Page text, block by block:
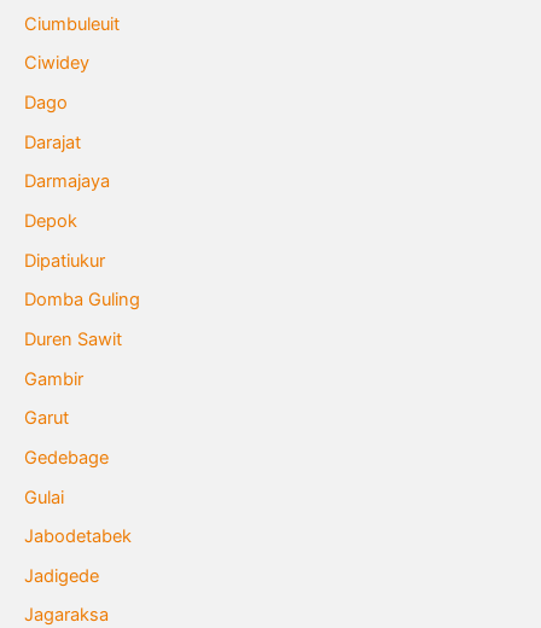
Ciumbuleuit
Ciwidey
Dago
Darajat
Darmajaya
Depok
Dipatiukur
Domba Guling
Duren Sawit
Gambir
Garut
Gedebage
Gulai
Jabodetabek
Jadigede
Jagaraksa